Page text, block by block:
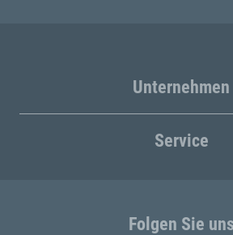
Unternehmen
Service
Folgen Sie uns